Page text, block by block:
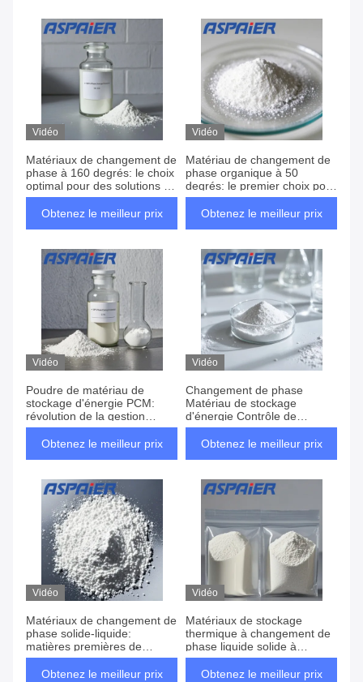
stockage et de libération
d'énergie
Vidéo
Matériaux de changement de
phase à 160 degrés: le choix
optimal pour des solutions de
gestion thermique
sophistiquées
Obtenez le meilleur prix
Vidéo
Matériau de changement de
phase organique à 50
degrés: le premier choix pour
l'excellence de la gestion
thermique - il présente une
sécurité à long terme
Obtenez le meilleur prix
Vidéo
Poudre de matériau de
stockage d'énergie PCM:
révolution de la gestion
thermique dans les bâtiments
et au-delà - Cette poudre est
une large gamme de produits
de gestion thermique
Obtenez le meilleur prix
Vidéo
Changement de phase
Matériau de stockage
d'énergie Contrôle de
température PCM poudre
15°C PCM pour la
réutilisable
Obtenez le meilleur prix
Vidéo
Matériaux de changement de
phase solide-liquide:
matières premières de
premier plan pour une
absorption et une dissipation
Obtenez le meilleur prix
Vidéo
Matériaux de stockage
thermique à changement de
phase liquide solide à
température de changement
de phase de 28 °C et
Obtenez le meilleur prix